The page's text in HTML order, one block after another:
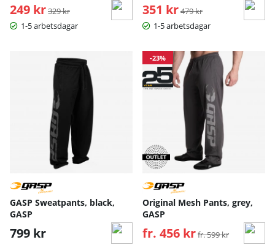
249 kr Ordinarie pris:
329 kr
1-5 arbetsdagar
351 kr Ordinarie pris:
479 kr
1-5 arbetsdagar
GASP Sweatpants, black,
GASP
799 kr
-23%
Original Mesh Pants, grey,
GASP
fr. 456 kr Ordinarie pris:
fr. 599 kr